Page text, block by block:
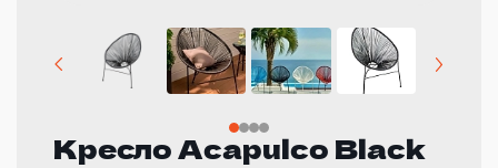
Кресло Acapulco Black